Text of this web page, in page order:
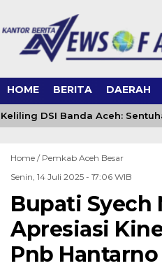
HOME BERITA DAERAH
DSI Banda Aceh:
Home / Pemkab Aceh Besar
Senin, 14 Juli 2025 - 17:06 WIB
Bupati Syech
Apresiasi
Pnb